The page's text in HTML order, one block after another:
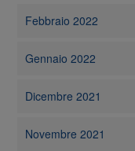
Febbraio 2022
Gennaio 2022
Dicembre 2021
Novembre 2021